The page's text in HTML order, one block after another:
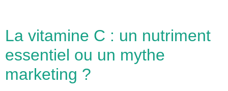
La vitamine C : un nutriment
essentiel ou un mythe
marketing ?